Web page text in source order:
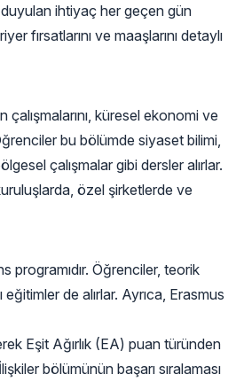
ihtiyaç her geçen gün
fırsatlarını ve maaşlarını detaylı
çalışmalarını, küresel ekonomi ve
bu bölümde siyaset bilimi,
çalışmalar gibi dersler alırlar.
özel şirketlerde ve
programıdır. Öğrenciler, teorik
de alırlar. Ayrıca, Erasmus
Eşit Ağırlık (EA) puan türünden
bölümünün başarı sıralaması